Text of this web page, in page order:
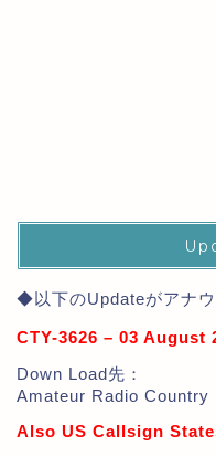
◆以下のUpdateがアナ
CTY-3626 – 03 August
Down Load先：
Amateur Radio Country
Also US Callsign